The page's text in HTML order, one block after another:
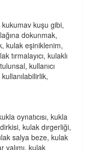
kuşu gibi,
dokunmak,
kulak eşiniklenim,
tırmalayıcı, kulaklı
kullanıcı
oynatıcısı, kukla
kulak dırgerliği,
salya beze, kulak
yalımı, kulak